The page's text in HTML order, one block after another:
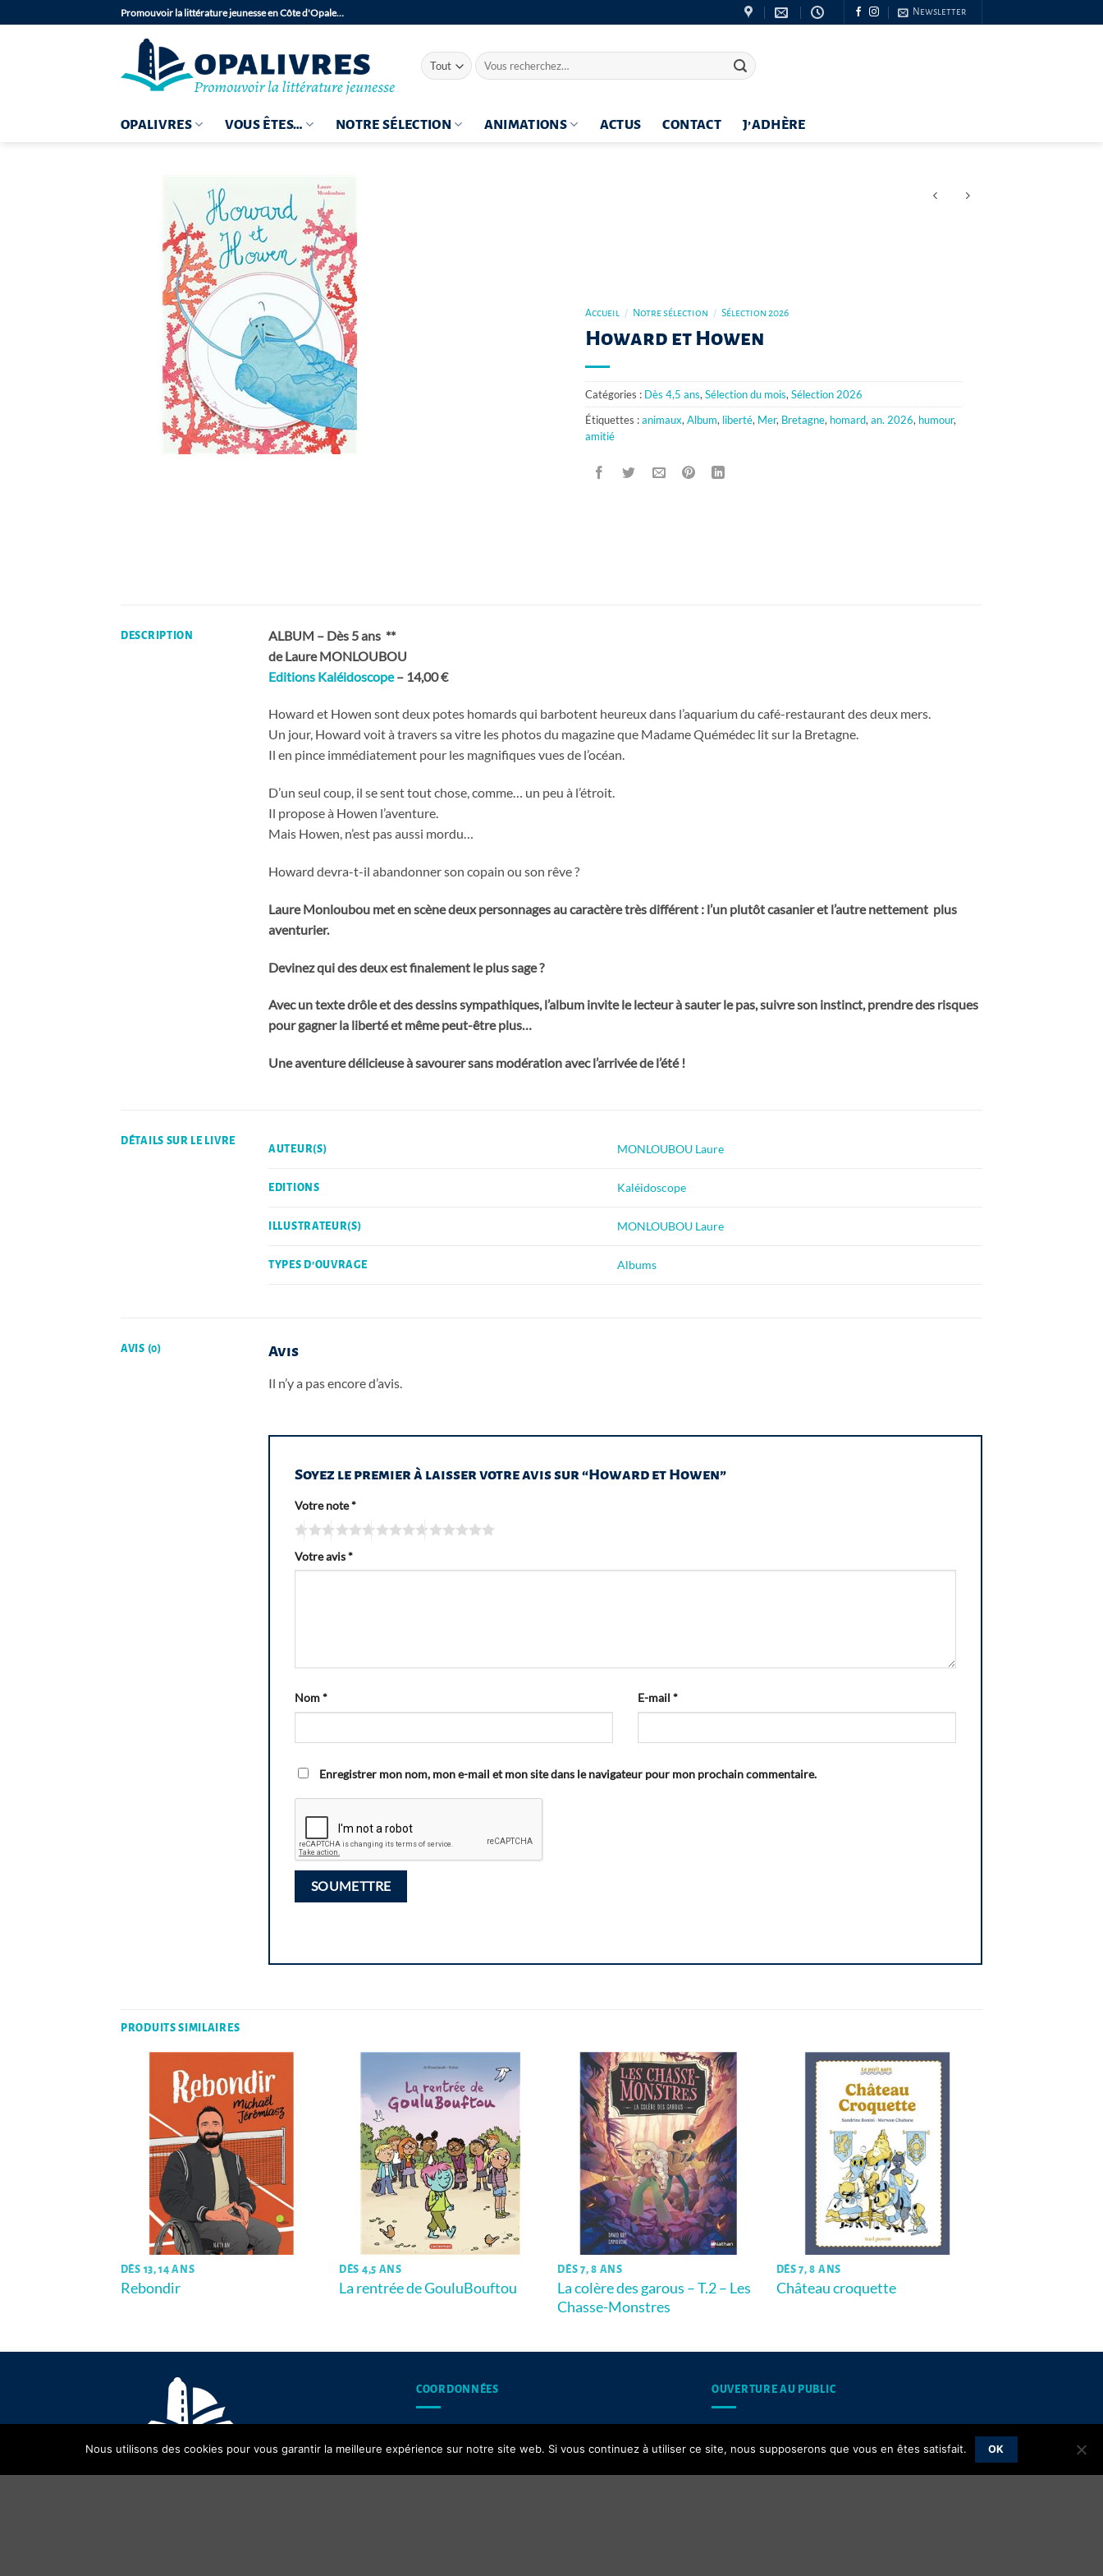
au
Promouvoir la littérature jeunesse en Côte d'Opale… Newsletter
Recherche
pour :
OPALIVRES VOUS ÊTES… NOTRE SÉLECTION ANIMATIONS ACTUS CONTACT J’ADHÈRE
Accueil / Notre sélection / Sélection 2026
Howard et Howen
Catégories : Dès 4,5 ans,Sélection du mois,Sélection 2026
Étiquettes :animaux,Album, liberté, Mer, Bretagne, homard,an. 2026, humour,
amitié
DESCRIPTION ALBUM – Dès 5 ans **
de Laure MONLOUBOU
Editions Kaléidoscope– 14,00 €
Howard et Howen sont deux potes homards qui barbotent heureux dans l’aquarium du café-restaurant des deux mers.
Un jour, Howard voit à travers sa vitre les photos du magazine que Madame Quémédec lit sur la Bretagne.
Il en pince immédiatement pour les magnifiques vues de l’océan.
D’un seul coup, il se sent tout chose, comme… un peu à l’étroit.
Il propose à Howen l’aventure.
Mais Howen, n’est pas aussi mordu…
Howard devra-t-il abandonner son copain ou son rêve ?
Laure Monloubou met en scène deux personnages au caractère très différent : l’un plutôt casanier et l’autre nettement plus
aventurier.
Devinez qui des deux est finalement le plus sage ?
Avec un texte drôle et des dessins sympathiques, l’album invite le lecteur à sauter le pas, suivre son instinct, prendre des risques
pour gagner la liberté et même peut-être plus…
Une aventure délicieuse à savourer sans modération avec l’arrivée de l’été !
DÉTAILS SUR LE LIVRE
AUTEUR(S) MONLOUBOU Laure
EDITIONS Kaléidoscope
ILLUSTRATEUR(S) MONLOUBOU Laure
TYPES D'OUVRAGE Albums
AVIS (0) Avis
Il n’y a pas encore d’avis.
Soyez le premier à laisser votre avis sur “Howard et Howen”
Votre note*
Votre avis*
Nom* E-mail *
Enregistrer mon nom, mon e-mail et mon site dans le navigateur pour mon prochain commentaire.
PRODUITS SIMILAIRES
DÈS 13, 14 ANS
Rebondir
DÈS 4,5 ANS
La rentrée de GouluBouftou
DÈS 7, 8 ANS
La colère des garous – T.2 – Les
Chasse-Monstres
DÈS 7, 8 ANS
Château croquette
COORDONNÉES
62200 Boulogne-sur-Mer
OUVERTURE AU PUBLIC
Nous utilisons des cookies pour vous garantir la meilleure expérience sur notre site web. Si vous continuez à utiliser ce site, nous supposerons que vous en êtes satisfait. OK